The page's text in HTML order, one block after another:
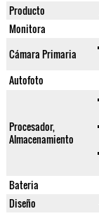
Producto
Monitora
Cámara Primaria
Autofoto
Procesador,
Almacenamiento
Bateria
Diseño